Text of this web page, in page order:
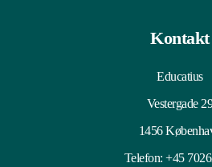
Kontakt
Educatius
Vestergade
1456
Telefon:+45